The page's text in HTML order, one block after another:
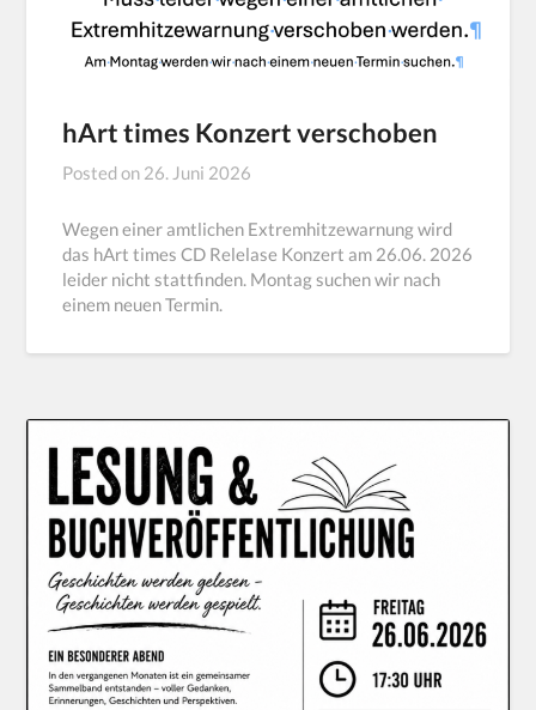
hArt times Konzert verschoben
Posted on 26. Juni 2026
Wegen einer amtlichen Extremhitzewarnung wird
das hArt times CD Relelase Konzert am 26.06. 2026
leider nicht stattfinden. Montag suchen wir nach
einem neuen Termin.